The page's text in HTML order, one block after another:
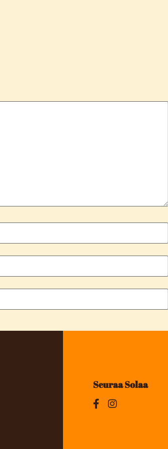
Seuraa Solaa